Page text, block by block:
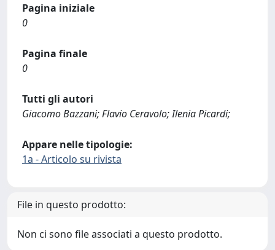
Pagina iniziale
0
Pagina finale
0
Tutti gli autori
Giacomo Bazzani; Flavio Ceravolo; Ilenia Picardi;
Appare nelle tipologie:
1a - Articolo su rivista
File in questo prodotto:
Non ci sono file associati a questo prodotto.